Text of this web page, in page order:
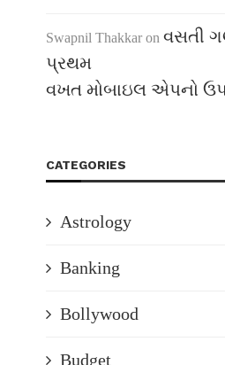
Swapnil Thakkar on વસતી
પ્રથમ
વખત મોબાઇલ એપનો
CATEGORIES
Astrology
Banking
Bollywood
Budget